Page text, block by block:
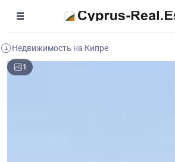
Недвижимость на Кипре
1